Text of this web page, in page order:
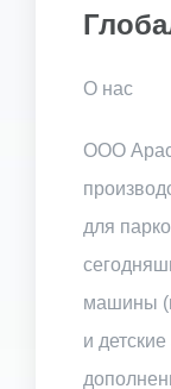
О нас
ООО
для
машины
и